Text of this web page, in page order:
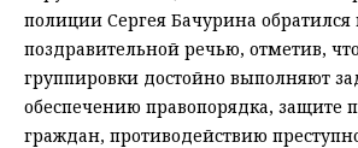
полиции Сергея Бачурина
поздравительной речью, отметив,
группировки достойно выполняют
обеспечению правопорядка, защите
граждан, противодействию